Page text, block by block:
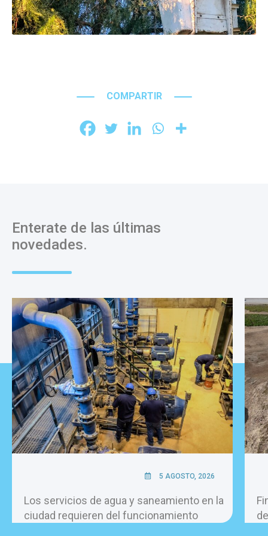
COMPARTIR
Enterate de las últimas
novedades.
5 AGOSTO, 2026
Los servicios de agua y saneamiento en la
ciudad requieren del funcionamiento